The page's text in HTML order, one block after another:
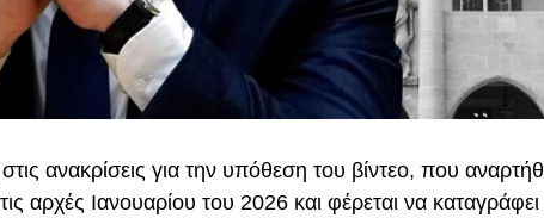
ανακρίσεις για την υπόθεση του βίντεο, που
αρχές Ιανουαρίου του 2026 και φέρεται να καταγράφει